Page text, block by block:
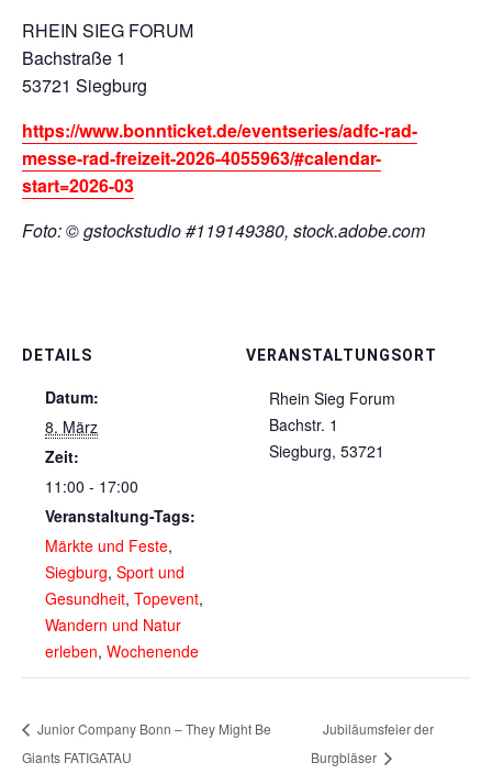
RHEIN SIEG FORUM
Bachstraße 1
53721 Siegburg
https://www.bonnticket.de/eventseries/adfc-rad-
messe-rad-freizeit-2026-4055963/#calendar-
start=2026-03
Foto: © gstockstudio #119149380, stock.adobe.com
DETAILS
Datum:
8. März
Zeit:
11:00 - 17:00
Veranstaltung-Tags:
Märkte und Feste,
Siegburg, Sport und
Gesundheit, Topevent,
Wandern und Natur
erleben, Wochenende
VERANSTALTUNGSORT
Rhein Sieg Forum
Bachstr. 1
Siegburg, 53721
Junior Company Bonn – They Might Be
Giants FATIGATAU
Jubiläumsfeier der
Burgbläser